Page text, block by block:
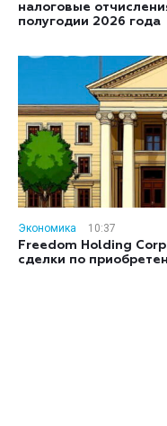
налоговые
полугодии 2026 года
Экономика
10:37
Freedom Holding
сделки по